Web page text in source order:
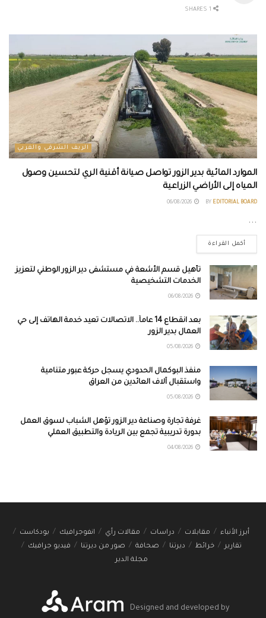
الريف الشرقي والغربي
الموارد المائية بدير الزور تواصل صيانة أقنية الري لتحسين وصول
المياه إلى الأراضي الزراعية
BY EDITORIAL BOARD
...
أكمل القراءة
تأهيل قسم الأشعة في مستشفى دير الزور الوطني لتعزيز
الخدمات التشخيصية
بعد انقطاع 14 عاماً.. الاتصالات تعيد خدمة الهاتف إلى حي
العمال بدير الزور
منفذ البوكمال الحدودي يسجل حركة عبور متنامية
واستقبال آلاف العائدين من العراق
غرفة تجارة وصناعة دير الزور تؤهل الشباب لسوق العمل
بدورة تدريبية تجمع بين الريادة والتطبيق العملي
أبرز الأنباء مقابلات دراسات مقالات رأي انفوجرافيك
بودكاست
تقارير
خرائط ديرتنا صحافة صور من ديرتنا
فيديو جرافيك
مجلة الدير
Designed and developed by